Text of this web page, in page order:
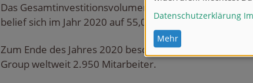
Das Gesamtinvestitionsvolumen der Simba Dickie Group
belief sich im Jahr 2020 auf 55,0 Mio. Euro.
Zum Ende des Jahres 2020 beschäftigte die Simba Dickie
Group weltweit 2.950 Mitarbeiter.